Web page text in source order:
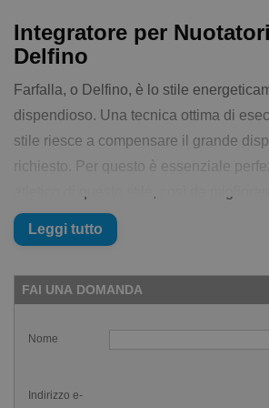
Integratore per
Delfino
Farfalla, o Delfino, è lo stile
dispendioso. Una tecnica ottima di
stile riesce a compensare il grande
richiesto. Per questo è essenziale
prestazioni.
l'Integratore per Nuotatori Farfalla
collaborazione con tecnici, nuotatori e
appositamente per le esigenze del
Nuotatori Farfalla Delfino
Leggi tutto
FAI UNA DOMANDA
Nome
Indirizzo e-